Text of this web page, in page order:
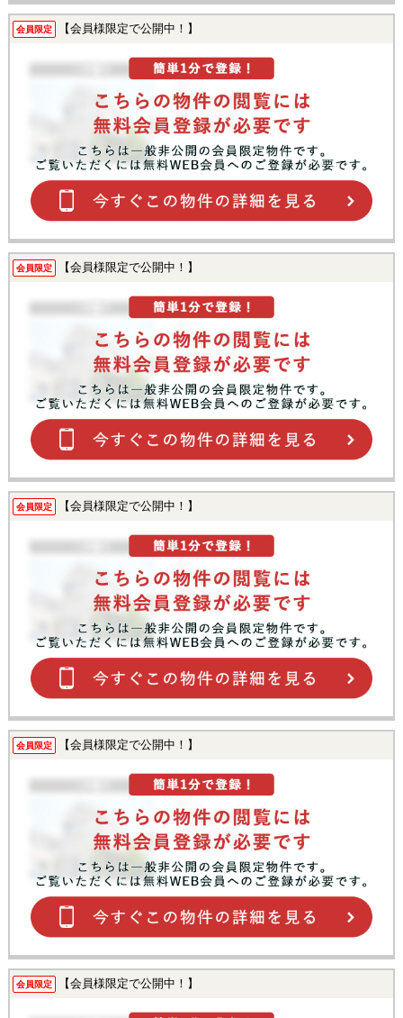
会員限定 【会員様限定で公開中！】
会員限定 【会員様限定で公開中！】
会員限定 【会員様限定で公開中！】
会員限定 【会員様限定で公開中！】
会員限定 【会員様限定で公開中！】